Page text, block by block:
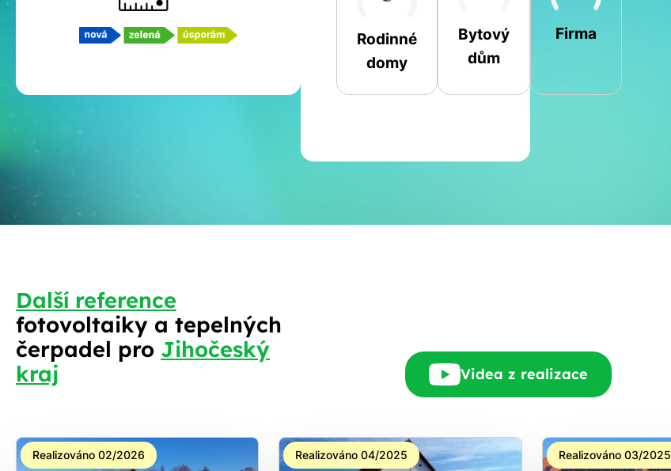
Rodinné
domy
Bytový
dům
Firma
Jméno a příjmení
Další reference
fotovoltaiky a tepelných
čerpadel pro Jihočeský
kraj
Videa z realizace
Realizováno 02/2026 Realizováno 04/2025 Realizováno 03/2025